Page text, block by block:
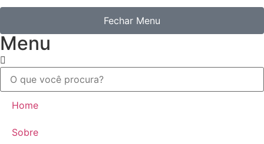
Fechar Menu
Menu
Home
Sobre